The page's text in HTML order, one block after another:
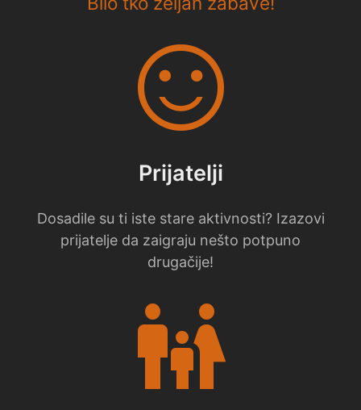
sentiment_satisfied
Prijatelji
Dosadile su ti iste stare aktivnosti? Izazovi
prijatelje da zaigraju nešto potpuno
drugačije!
family_restroom